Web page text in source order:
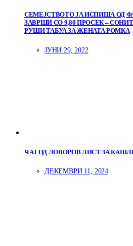
СЕМЕЈСТВОТО ЈА ИСПИША ОД
ЗАВРШИ СО 9,80 ПРОСЕК –
РУШИ ТАБУА ЗА ЖЕНАТА РОМКА
ЈУНИ 29, 2022
ЧАЈ ОД ЛОВОРОВ ЛИСТ ЗА
ДЕКЕМВРИ 11, 2024